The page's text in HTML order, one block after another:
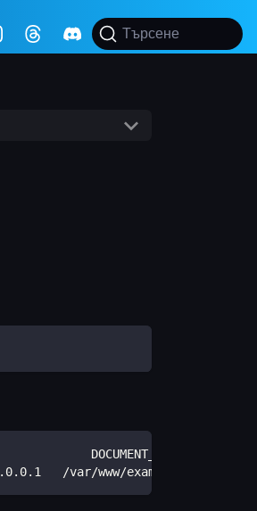
Търсене
DOCUMENT_ROOT
www/example_com_usr/data/